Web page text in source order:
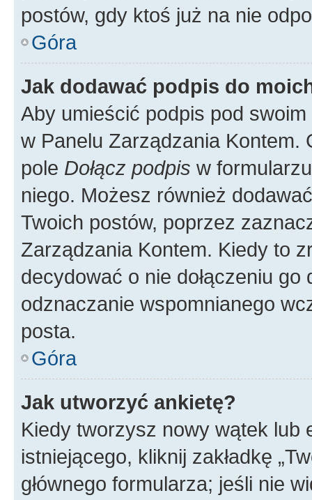
postów, gdy ktoś już na nie
Góra
Jak dodawać podpis do
Aby umieścić podpis pod
w Panelu Zarządzania
pole Dołącz podpis w
niego. Możesz również
Twoich postów, poprzez
Zarządzania Kontem. Kiedy to
decydować o nie dołączeniu
odznaczanie wspomnianego
posta.
Góra
Jak utworzyć ankietę?
Kiedy tworzysz nowy wątek lub
istniejącego, kliknij zakładkę
głównego formularza; jeśli nie